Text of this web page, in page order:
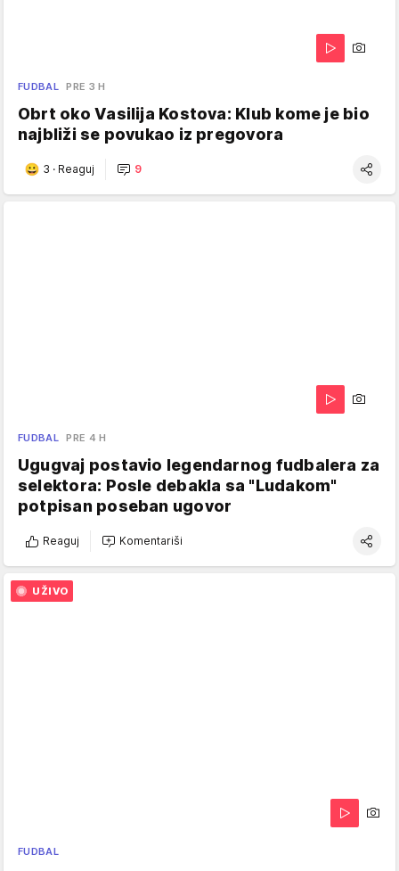
FUDBAL PRE 3 H
Obrt oko Vasilija Kostova: Klub kome je bio
najbliži se povukao iz pregovora
3 · Reaguj 9
FUDBAL PRE 4 H
Ugugvaj postavio legendarnog fudbalera za
selektora: Posle debakla sa "Ludakom"
potpisan poseban ugovor
Reaguj Komentariši
FUDBAL
UŽIVO